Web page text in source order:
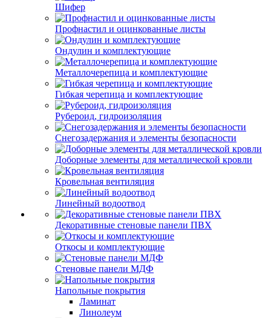
Шифер
Профнастил и оцинкованные листы
Ондулин и комплектующие
Металлочерепица и комплектующие
Гибкая черепица и комплектующие
Рубероид, гидроизоляция
Снегозадержания и элементы безопасности
Доборные элементы для металлической кровли
Кровельная вентиляция
Линейный водоотвод
Декоративные стеновые панели ПВХ
Откосы и комплектующие
Стеновые панели МДФ
Напольные покрытия
Ламинат
Линолеум